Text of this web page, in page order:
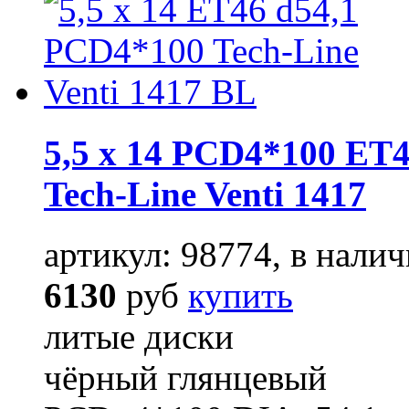
5,5 x 14 PCD4*100
Tech-Line Venti 1417
артикул: 98774, в
6130 руб купить
литые диски
чёрный глянцевый